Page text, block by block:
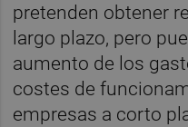
pretenden obtener
largo plazo, pero
aumento de los
costes de
empresas a corto